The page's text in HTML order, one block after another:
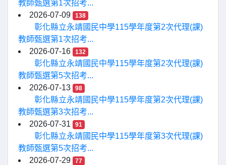
教師甄選第1次招考...
2026-07-09
138
彰化縣立永靖國民中學115學年度第2次代理(課)
教師甄選第1次招考...
2026-07-16
132
彰化縣立永靖國民中學115學年度第2次代理(課)
教師甄選第5次招考...
2026-07-13
98
彰化縣立永靖國民中學115學年度第2次代理(課)
教師甄選第3次招考...
2026-07-31
91
彰化縣立永靖國民中學115學年度第3次代理(課)
教師甄選第5次招考...
2026-07-29
77